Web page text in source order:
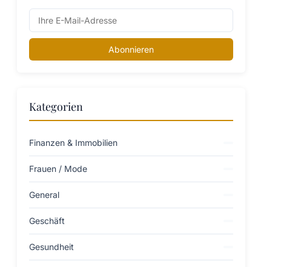
Abonnieren
Kategorien
Finanzen & Immobilien
Frauen / Mode
General
Geschäft
Gesundheit